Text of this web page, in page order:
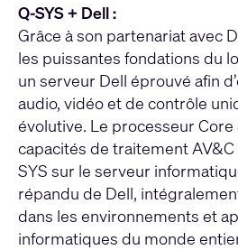
Q-SYS + Dell :
Grâce à son partenariat avec
les puissantes fondations du
un serveur Dell éprouvé afin
audio, vidéo et de contrôle
évolutive. Le processeur
capacités de traitement
SYS sur le serveur
répandu de Dell,
dans les environnements et
informatiques du monde